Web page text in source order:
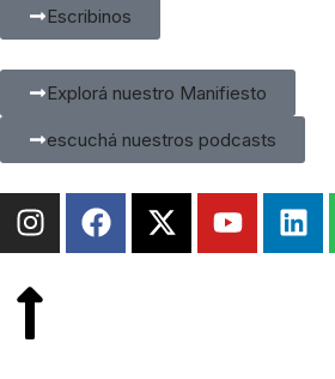
Escribinos
Explorá nuestro Manifiesto
escuchá nuestros podcasts